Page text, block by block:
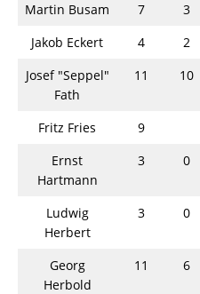
Martin Busam
7 3
Jakob Eckert
4 2
Josef "Seppel"
Fath
11 10
Fritz Fries
9
Ernst
Hartmann
3 0
Ludwig
Herbert
3 0
Georg
Herbold
11 6